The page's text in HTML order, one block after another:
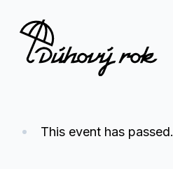
This event has passed.